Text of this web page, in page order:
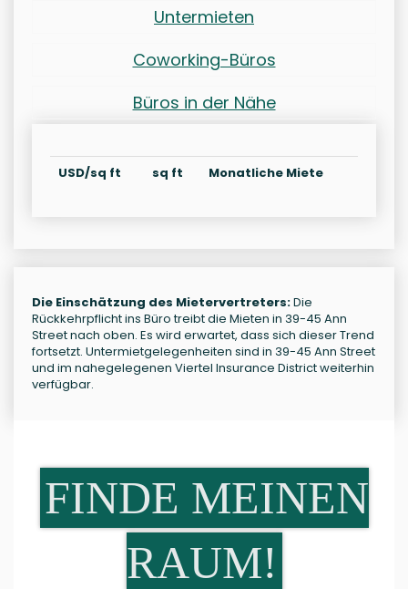
Untermieten
Coworking-Büros
Büros in der Nähe
USD/sq ft sq ft Monatliche Miete
Die Einschätzung des Mietervertreters:Die
Rückkehrpflicht ins Büro treibt die Mieten in 39-45 Ann
Street nach oben. Es wird erwartet, dass sich dieser Trend
fortsetzt. Untermietgelegenheiten sind in 39-45 Ann Street
und im nahegelegenen Viertel Insurance District weiterhin
verfügbar.
FINDE MEINEN
RAUM!